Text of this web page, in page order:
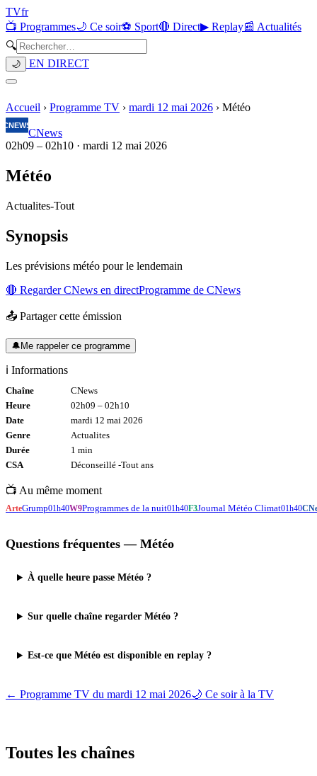
TVfr
📺 Programmes🌙 Ce soir⚽ Sport🔴 Direct▶ Replay📰 Actualités
🔍
🌙 EN DIRECT
Accueil › Programme TV › mardi 12 mai 2026 › Météo
CNews
02h09 – 02h10 · mardi 12 mai 2026
Météo
Actualites-Tout
Synopsis
Les prévisions météo pour le lendemain
🔴 RegarderCNews en directProgramme de CNews
📤 Partager cette émission
🔔Me rappeler ce programme
ℹ️ Informations
Chaîne
CNews
Heure
02h09 – 02h10
Date
mardi 12 mai 2026
Genre
Actualites
Durée
1 min
CSA
Déconseillé -Tout ans
📺 Au même moment
ArteGrump01h40W9Programmes de la nuit01h40F3Journal Météo Climat01h40
Questions fréquentes — Météo
À quelle heure passe Météo ?
Sur quelle chaîne regarder Météo ?
Est-ce que Météo est disponible en replay ?
← Programme TV du mardi 12 mai 2026🌙 Ce soir à la TV
Toutes les chaînes